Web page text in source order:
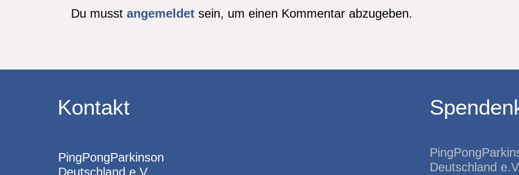
Du musstangemeldet sein, um einen Kommentar abzugeben.
Kontakt
PingPongParkinson
Deutschland e.V.
Deutschland